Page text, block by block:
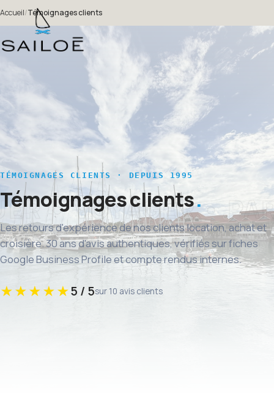
Accueil/Témoignages clients
TÉMOIGNAGES CLIENTS · DEPUIS 1995
Témoignages clients
Les retours d'expérience de nos clients location, achat et
croisière. 30 ans d'avis authentiques, vérifiés sur fiches
Google Business Profile et compte rendus internes.
★★★★★5 / 5sur 10 avis clients